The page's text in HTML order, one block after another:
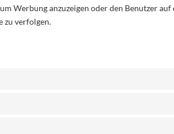
Werbung anzuzeigen oder den Benutzer
zu verfolgen.